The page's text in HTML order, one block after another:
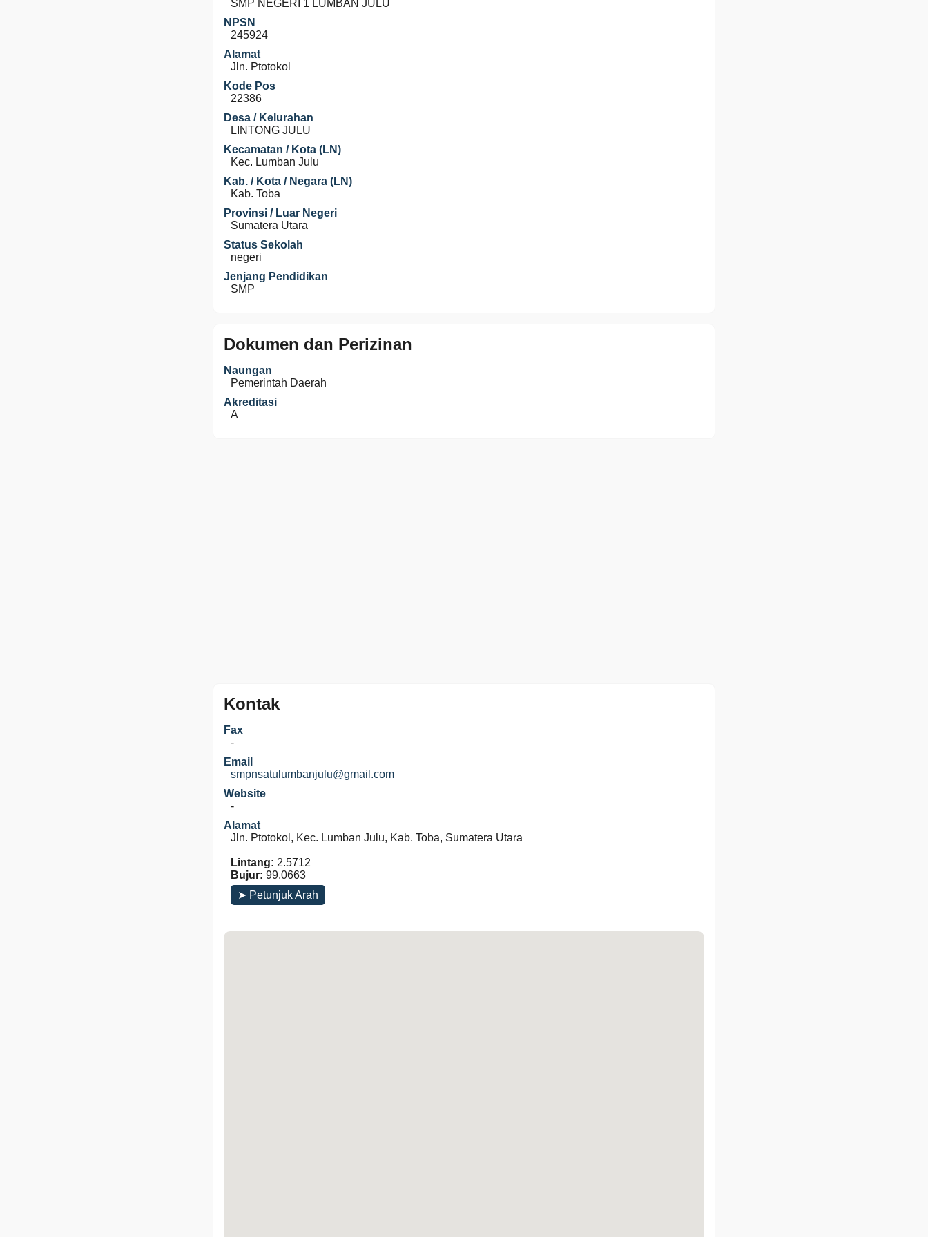
SMP NEGERI 1 LUMBAN JULU
NPSN
245924
Alamat
Jln. Ptotokol
Kode Pos
22386
Desa / Kelurahan
LINTONG JULU
Kecamatan / Kota (LN)
Kec. Lumban Julu
Kab. / Kota / Negara (LN)
Kab. Toba
Provinsi / Luar Negeri
Sumatera Utara
Status Sekolah
negeri
Jenjang Pendidikan
SMP
Dokumen dan Perizinan
Naungan
Pemerintah Daerah
Akreditasi
A
Kontak
Fax
-
Email
smpnsatulumbanjulu@gmail.com
Website
-
Alamat
Jln. Ptotokol, Kec. Lumban Julu, Kab. Toba, Sumatera Utara
Lintang: 2.5712
Bujur: 99.0663
➤ Petunjuk Arah